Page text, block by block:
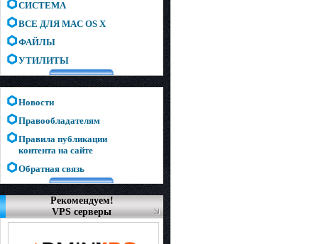
СИСТЕМА
ВСЕ ДЛЯ MAC OS X
ФАЙЛЫ
УТИЛИТЫ
Новости
Правообладателям
Правила публикации
контента на сайте
Обратная связь
Рекомендуем!
VPS серверы